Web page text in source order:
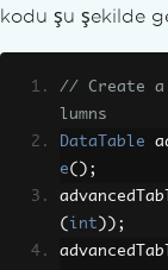
kodu şu şekilde
// Create a
lumns
DataTable
e();
( int ));